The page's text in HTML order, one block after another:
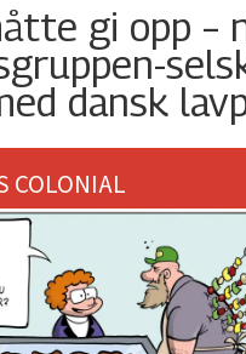
gi opp –
dansk
COLONIAL